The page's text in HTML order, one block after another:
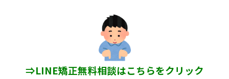
⇒LINE矯正無料相談はこちらをクリック